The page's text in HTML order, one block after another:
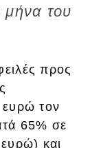
μήνα του
προς
ευρώ τον
65% σε
και